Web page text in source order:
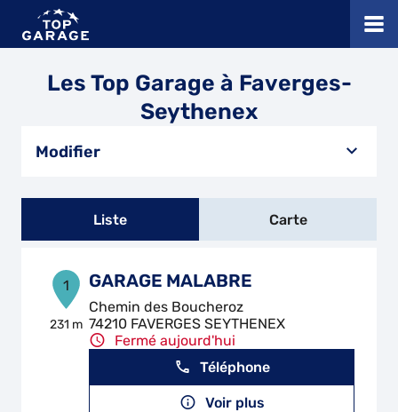
Les Top Garage à Faverges-
Seythenex
Modifier
Liste Carte
1
231 m
GARAGE MALABRE
Chemin des Boucheroz
74210 FAVERGES SEYTHENEX
Fermé aujourd'hui
Téléphone
Voir plus